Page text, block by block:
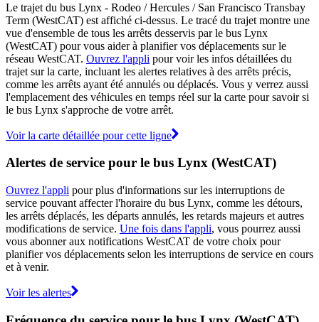
Le trajet du bus Lynx - Rodeo / Hercules / San Francisco Transbay
Term (WestCAT) est affiché ci-dessus. Le tracé du trajet montre une
vue d'ensemble de tous les arrêts desservis par le bus Lynx
(WestCAT) pour vous aider à planifier vos déplacements sur le
réseau WestCAT. Ouvrez l'appli pour voir les infos détaillées du
trajet sur la carte, incluant les alertes relatives à des arrêts précis,
comme les arrêts ayant été annulés ou déplacés. Vous y verrez aussi
l'emplacement des véhicules en temps réel sur la carte pour savoir si
le bus Lynx s'approche de votre arrêt.
Voir la carte détaillée pour cette ligne
Alertes de service pour le bus Lynx (WestCAT)
Ouvrez l'appli pour plus d'informations sur les interruptions de
service pouvant affecter l'horaire du bus Lynx, comme les détours,
les arrêts déplacés, les départs annulés, les retards majeurs et autres
modifications de service. Une fois dans l'appli, vous pourrez aussi
vous abonner aux notifications WestCAT de votre choix pour
planifier vos déplacements selon les interruptions de service en cours
et à venir.
Voir les alertes